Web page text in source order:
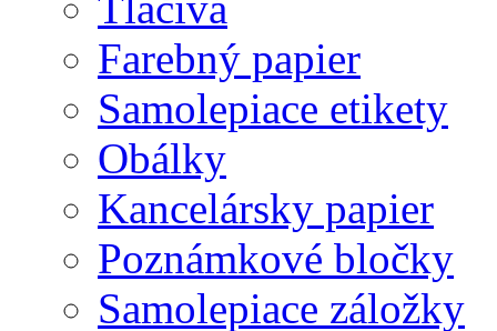
Farebný papier
Samolepiace etikety
Obálky
Kancelársky papier
Poznámkové bločky
Samolepiace záložky